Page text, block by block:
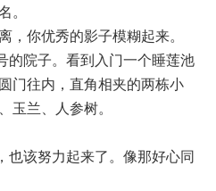
你优秀的影子模糊起来。
院子。看到入门一个睡莲池
门往内，直角相夹的两栋小
玉兰、人参树。
该努力起来了。像那好心同